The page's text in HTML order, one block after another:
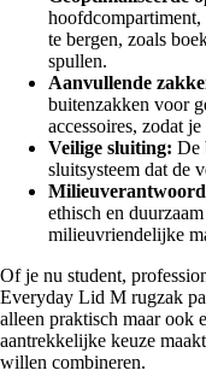
te bergen, zoals
spullen.
Aanvullende
buitenzakken voor
accessoires, zodat
Veilige sluiting: De
sluitsysteem dat de
ethisch en
milieuvriendelijke
Of je nu student,
Everyday Lid M rugzak
alleen praktisch maar ook
aantrekkelijke keuze
willen combineren.